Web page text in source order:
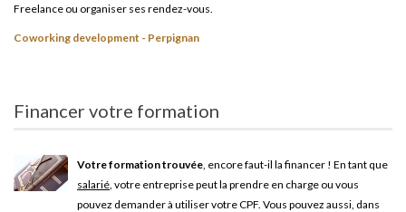
Freelance ou organiser ses rendez-vous.
Coworking development - Perpignan
Financer votre formation
Votre formation trouvée, encore faut-il la financer ! En tant que
salarié, votre entreprise peut la prendre en charge ou vous
pouvez demander à utiliser votre CPF. Vous pouvez aussi, dans